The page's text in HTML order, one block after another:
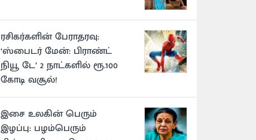
ரசிகர்களின் பேராதரவு:
‘ஸ்பைடர் மேன்: பிராண்ட்
நியூ டே’ 2 நாட்களில் ரூ.100
கோடி வசூல்!
இசை உலகின் பெரும்
இழப்பு: பழம்பெரும்